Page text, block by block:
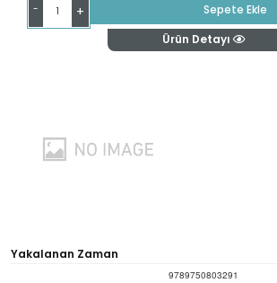
- +
Sepete Ekle
Ürün Detayı
Yakalanan Zaman
9789750803291